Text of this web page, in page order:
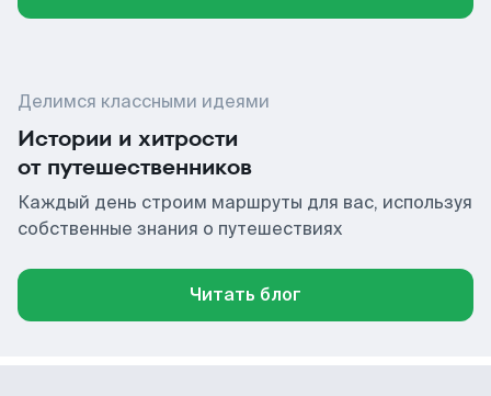
Делимся классными идеями
Истории и хитрости
от путешественников
Каждый день строим маршруты для вас, используя
собственные знания о путешествиях
Читать блог